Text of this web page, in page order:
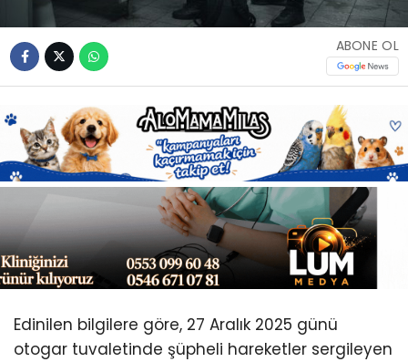
Youtube
ABONE OL
Edinilen bilgilere göre, 27 Aralık 2025 günü
otogar tuvaletinde şüpheli hareketler sergileyen